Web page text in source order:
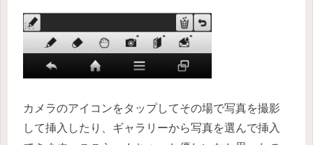
カメラのアイコンをタップしてその場で写真を撮影
して挿入したり、ギャラリーから写真を選んで挿入